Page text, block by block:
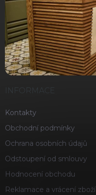
INFORMACE
Kontakty
Obchodní podmínky
Ochrana osobních údajů
Odstoupení od smlouvy
Hodnocení obchodu
Reklamace a vrácení zboží